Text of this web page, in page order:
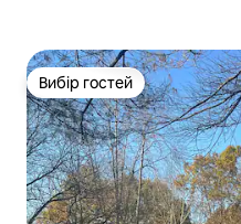
Вибір гостей
Вибір гостей